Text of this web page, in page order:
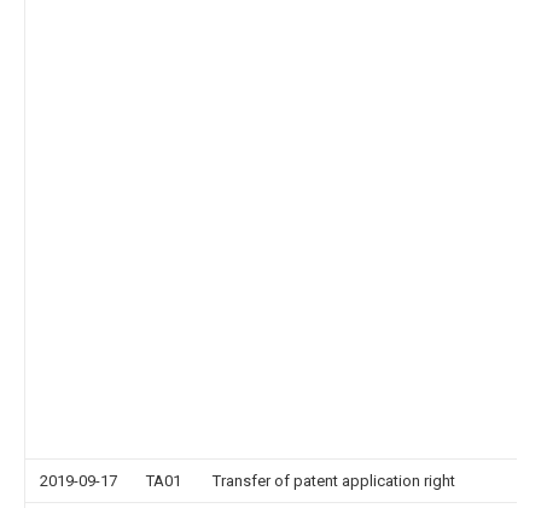
2019-09-17 TA01 Transfer of patent application right